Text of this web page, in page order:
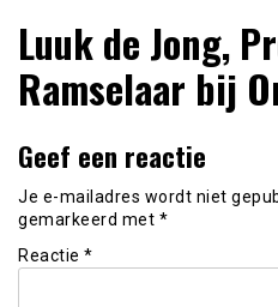
Luuk de Jong,
Ramselaar bij
Geef een reactie
Je e-mailadres wordt niet
gemarkeerd met *
Reactie *